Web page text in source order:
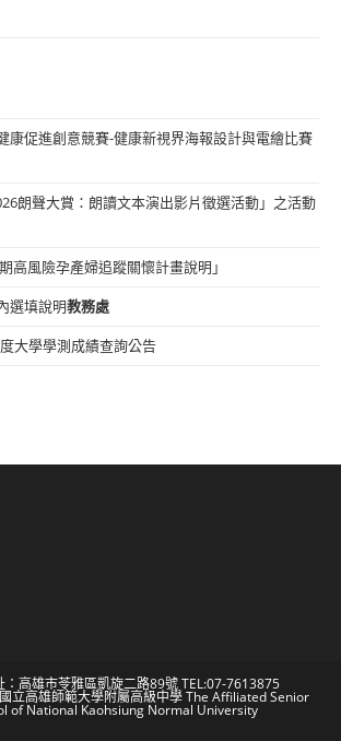
康促進創意競賽-健康新視界海報設計與電繪比賽
朗聲大賞：朗讀文本演出影片徵選活動」之活動
高風險孕產婦追蹤關懷計畫說明」
選填說明教務處
大學學測成績查詢公告
：高雄市苓雅區凱旋二路89號 TEL:07-7613875
立高雄師範大學附屬高級中學 The Affiliated Senior
of National Kaohsiung Normal University